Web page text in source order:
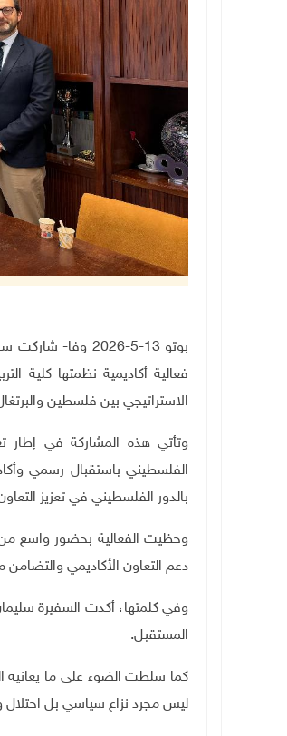
بوتو 13-5-2026
فعالية أكاديمية نظمتها كلية
الاستراتيجي بين فلسطين
وتأتي هذه المشاركة في إطار
الفلسطيني باستقبال رسمي
بالدور الفلسطيني في تعزيز
وحظيت الفعالية بحضور واسع من
دعم التعاون الأكاديمي
وفي كلمتها، أكدت السفيرة
المستقبل.
كما سلطت الضوء على ما يعانيه
ليس مجرد نزاع سياسي بل احتلال